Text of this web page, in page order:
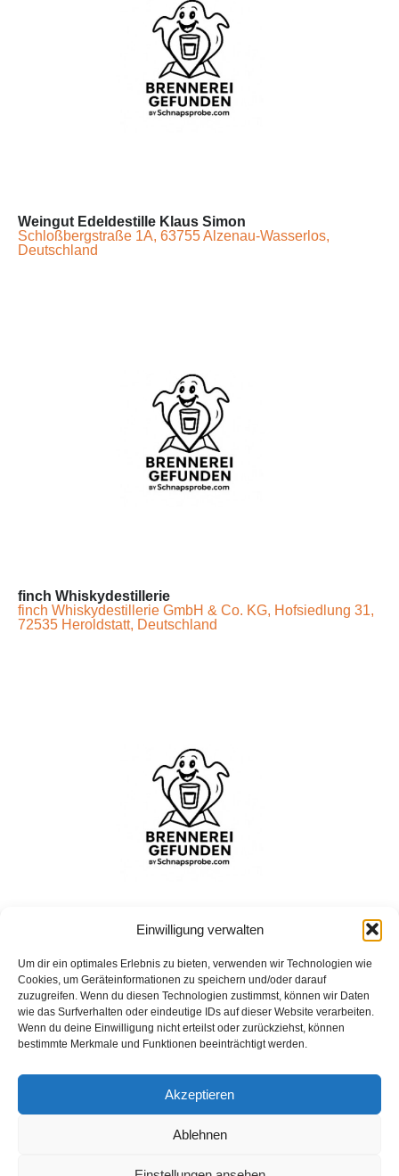
Einwilligung verwalten
Um dir ein optimales Erlebnis zu bieten, verwenden wir Technologien wie
Cookies, um Geräteinformationen zu speichern und/oder darauf
zuzugreifen. Wenn du diesen Technologien zustimmst, können wir Daten
wie das Surfverhalten oder eindeutige IDs auf dieser Website verarbeiten.
Wenn du deine Einwilligung nicht erteilst oder zurückziehst, können
bestimmte Merkmale und Funktionen beeinträchtigt werden.
Akzeptieren
Ablehnen
Weingut Edeldestille Klaus Simon
Schloßbergstraße 1A, 63755 Alzenau-Wasserlos,
Deutschland
finch Whiskydestillerie
finch Whiskydestillerie GmbH & Co. KG, Hofsiedlung 31,
72535 Heroldstatt, Deutschland
Bohrshof
Bohrshof, Bohrhof, 54298 Welschbillig, Deutschland